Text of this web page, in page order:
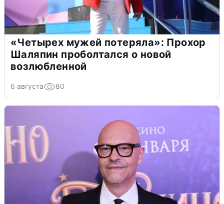
«Четырех мужей потеряла»: Прохор
Шаляпин проболтался о новой
возлюбленной
6 августа 80